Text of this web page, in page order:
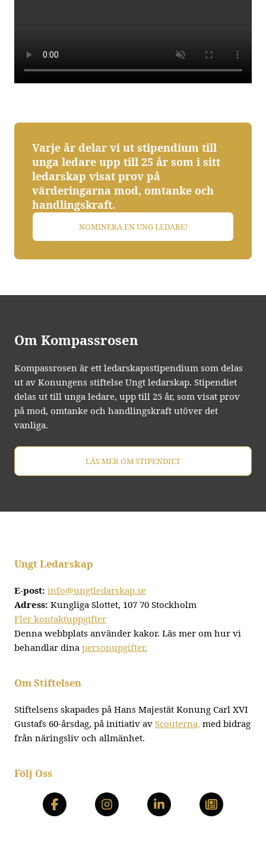
Varje år delar vi ut stipendium till
unga ledare upp till 25 år som i sitt
ledarskap visat prov på
värderingarna mod, omtanke och
handlingskraft.
NOMINERA EN UNG LEDARE!
Om Kompassrosen
Kompassrosen är ett ledarskapsstipendium som delas
ut av Konungens stiftelse Ungt ledarskap. Stipendiet
delas ut till unga ledare, upp till 25 år, som visat prov
på mod, omtanke och handlingskraft utöver det
vanliga.
LÄS MER OM STIPENDIET
Ungt Ledarskap
E-post: info@ungtledarskap.se
Adress: Kungliga Slottet, 107 70 Stockholm
Fler kontaktuppgifter
Denna webbplats använder kakor. Läs mer om hur vi
behandlar dina personupgifter.
Om Stiftelsen
Stiftelsens skapades på Hans Majestät Konung Carl XVI
Gustafs 60-årsdag, på initiativ av Scouterna, med bidrag
från näringsliv och allmänhet.
Följ Oss